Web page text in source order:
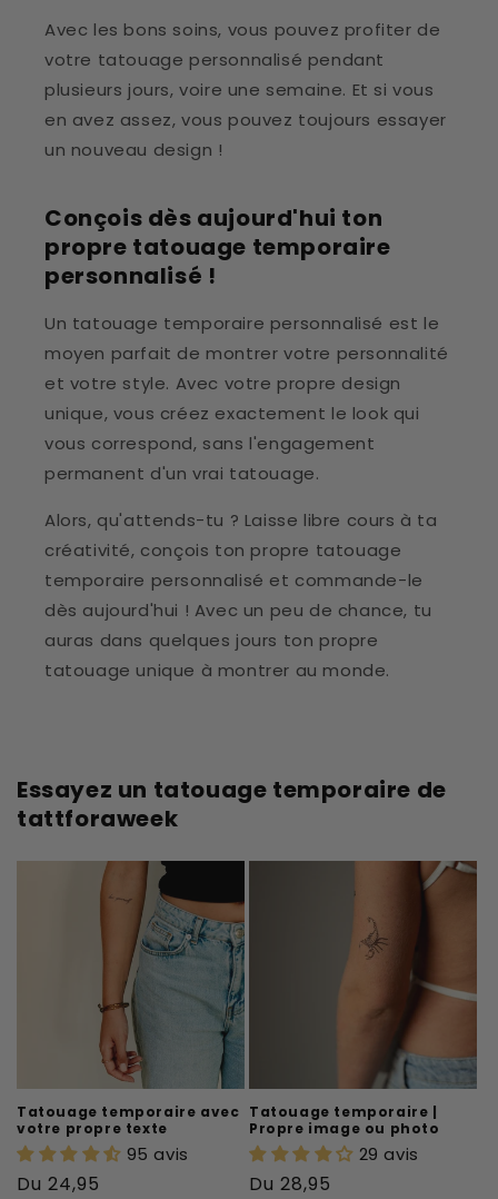
Avec les bons soins, vous pouvez profiter de
votre tatouage personnalisé pendant
plusieurs jours, voire une semaine. Et si vous
en avez assez, vous pouvez toujours essayer
un nouveau design !
Conçois dès aujourd'hui ton
propre tatouage temporaire
personnalisé !
Un tatouage temporaire personnalisé est le
moyen parfait de montrer votre personnalité
et votre style. Avec votre propre design
unique, vous créez exactement le look qui
vous correspond, sans l'engagement
permanent d'un vrai tatouage.
Alors, qu'attends-tu ? Laisse libre cours à ta
créativité, conçois ton propre tatouage
temporaire personnalisé et commande-le
dès aujourd'hui ! Avec un peu de chance, tu
auras dans quelques jours ton propre
tatouage unique à montrer au monde.
Essayez un tatouage temporaire de
tattforaweek
Tatouage temporaire avec
votre propre texte
95 avis
Prix
Du 24,95
Tatouage temporaire |
Propre image ou photo
29 avis
Prix
Du 28,95